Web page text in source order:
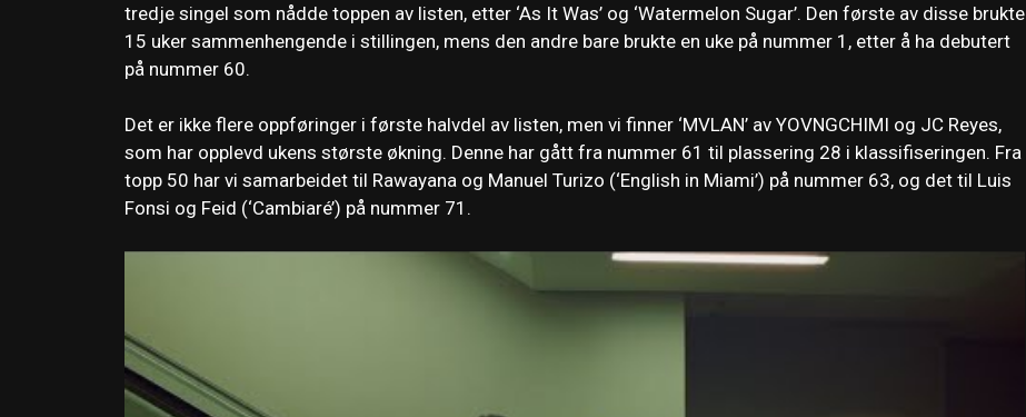
tredje singel som nådde toppen av listen, etter ‘As It Was’ og ‘Watermelon Sugar’. Den første av disse brukte
15 uker sammenhengende i stillingen, mens den andre bare brukte en uke på nummer 1, etter å ha debutert
på nummer 60.
Det er ikke flere oppføringer i første halvdel av listen, men vi finner ‘MVLAN’ av YOVNGCHIMI og JC Reyes,
som har opplevd ukens største økning. Denne har gått fra nummer 61 til plassering 28 i klassifiseringen. Fra
topp 50 har vi samarbeidet til Rawayana og Manuel Turizo (‘English in Miami’) på nummer 63, og det til Luis
Fonsi og Feid (‘Cambiaré’) på nummer 71.